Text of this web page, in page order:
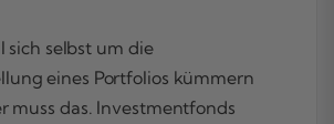
sich selbst um die
eines Portfolios kümmern
muss das. Investmentfonds